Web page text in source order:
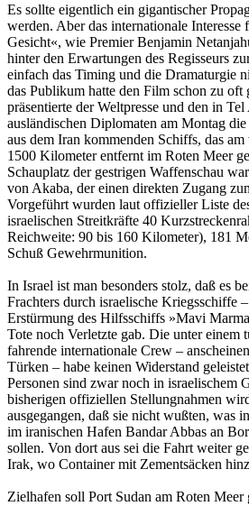
Es sollte eigentlich ein gigantischer
werden. Aber das internationale Interesse
Gesicht«, wie Premier Benjamin
hinter den Erwartungen des Regisseurs
einfach das Timing und die Dramaturgie
das Publikum hatte den Film schon zu oft
präsentierte der Weltpresse und den in
ausländischen Diplomaten am Montag
aus dem Iran kommenden Schiffs, das
1500 Kilometer entfernt im Roten Meer
Schauplatz der gestrigen Waffenschau
von Akaba, der einen direkten Zugang
Vorgeführt wurden laut offizieller Liste
israelischen Streitkräfte 40
Reichweite: 90 bis 160 Kilometer), 181
Schuß Gewehrmunition.
In Israel ist man besonders stolz, daß es
Frachters durch israelische Kriegsschiffe
Erstürmung des Hilfsschiffs »Mavi
Tote noch Verletzte gab. Die unter einem
fahrende internationale Crew –
Türken – habe keinen Widerstand
Personen sind zwar noch in israelischem
bisherigen offiziellen Stellungnahmen
ausgegangen, daß sie nicht wußten, was
im iranischen Hafen Bandar Abbas an
sollen. Von dort aus sei die Fahrt weiter
Irak, wo Container mit Zementsäcken
Zielhafen soll Port Sudan am Roten Meer